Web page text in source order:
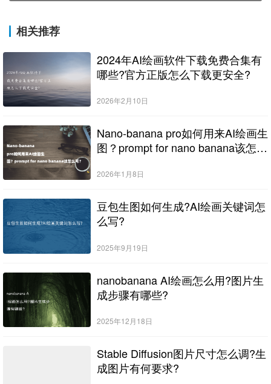
相关推荐
2024年AI绘画软件下载免费合集有
哪些?官方正版怎么下载更安全?
2026年2月10日
Nano-banana pro如何用来AI绘画生
图？prompt for nano banana该怎么
2026年1月8日
豆包生图如何生成?AI绘画关键词怎
么写?
2025年9月19日
nanobanana AI绘画怎么用?图片生
成步骤有哪些?
2025年12月18日
Stable Diffusion图片尺寸怎么调?生
成图片有何要求?